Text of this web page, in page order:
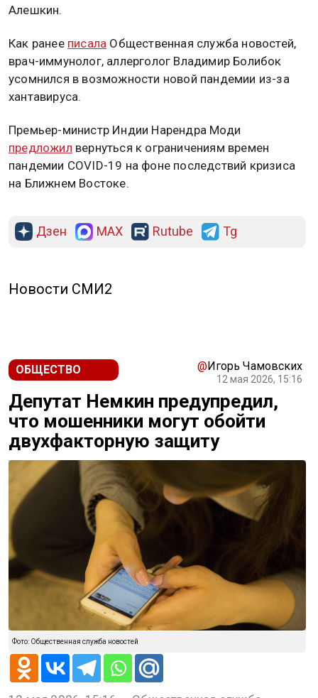
Алешкин.
Как ранее писала Общественная служба новостей,
врач-иммунолог, аллерголог Владимир Болибок
усомнился в возможности новой пандемии из-за
хантавируса.
Премьер-министр Индии Нарендра Моди
предложил вернуться к ограничениям времен
пандемии COVID-19 на фоне последствий кризиса
на Ближнем Востоке.
Дзен MAX Rutube Tg
Новости СМИ2
ОБЩЕСТВО @Игорь Чамовских
12 мая 2026, 15:16
Депутат Немкин предупредил,
что мошенники могут обойти
двухфакторную защиту
Фото: Общественная служба новостей